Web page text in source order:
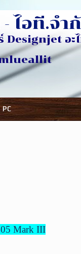
ไอที.จำ
Designjet อ
Mark III